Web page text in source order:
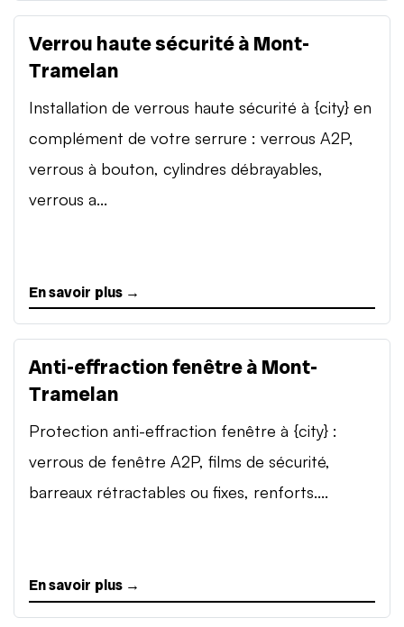
Verrou haute sécurité à Mont-
Tramelan
Installation de verrous haute sécurité à {city} en
complément de votre serrure : verrous A2P,
verrous à bouton, cylindres débrayables,
verrous a...
En savoir plus →
Anti-effraction fenêtre à Mont-
Tramelan
Protection anti-effraction fenêtre à {city} :
verrous de fenêtre A2P, films de sécurité,
barreaux rétractables ou fixes, renforts....
En savoir plus →